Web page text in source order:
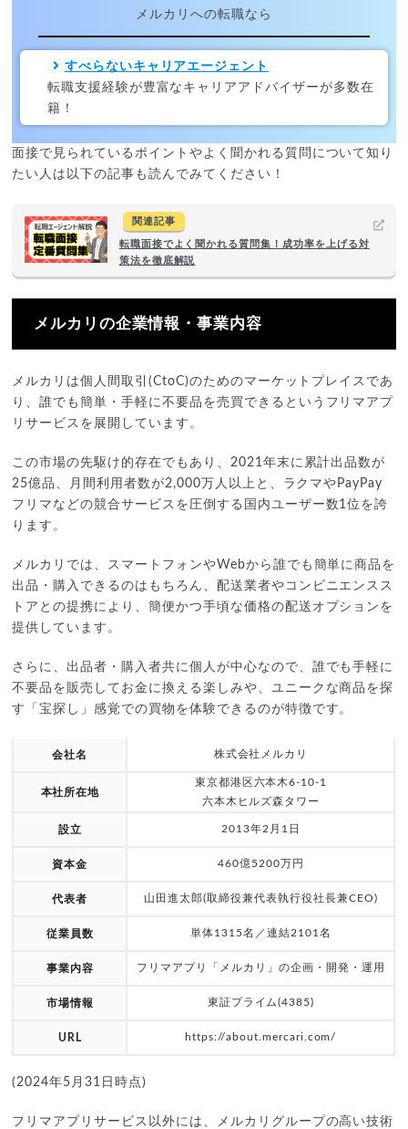
メルカリへの転職なら
すべらないキャリアエージェント
転職支援経験が豊富なキャリアアドバイザーが多数在
籍！
面接で見られているポイントやよく聞かれる質問について知り
たい人は以下の記事も読んでみてください！
関連記事
転職面接でよく聞かれる質問集！成功率を上げる対
策法を徹底解説
メルカリの企業情報・事業内容
メルカリは個人間取引(CtoC)のためのマーケットプレイスであ
り、誰でも簡単・手軽に不要品を売買できるというフリマアプ
リサービスを展開しています。
この市場の先駆け的存在でもあり、2021年末に累計出品数が
25億品、月間利用者数が2,000万人以上と、ラクマやPayPay
フリマなどの競合サービスを圧倒する国内ユーザー数1位を誇
ります。
メルカリでは、スマートフォンやWebから誰でも簡単に商品を
出品・購入できるのはもちろん、配送業者やコンビニエンスス
トアとの提携により、簡便かつ手頃な価格の配送オプションを
提供しています。
さらに、出品者・購入者共に個人が中心なので、誰でも手軽に
不要品を販売してお金に換える楽しみや、ユニークな商品を探
す「宝探し」感覚での買物を体験できるのが特徴です。
会社名 株式会社メルカリ
本社所在地
東京都港区六本木6-10-1
六本木ヒルズ森タワー
設立 2013年2月1日
資本金 460億5200万円
代表者 山田進太郎(取締役兼代表執行役社長兼CEO)
従業員数 単体1315名／連結2101名
事業内容 フリマアプリ「メルカリ」の企画・開発・運用
市場情報 東証プライム(4385)
URL https://about.mercari.com/
(2024年5月31日時点)
フリマアプリサービス以外には、メルカリグループの高い技術